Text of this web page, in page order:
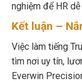
nghiệm để HR
Kết luận –
Việc làm tiếng
tìm nơi uy tín,
Everwin